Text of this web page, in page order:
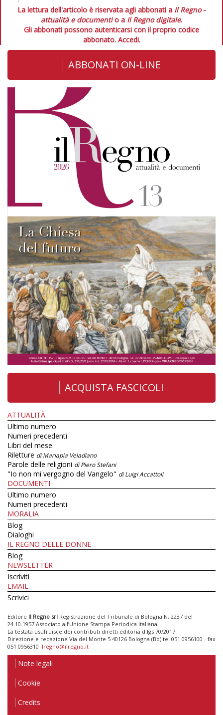
La lettura dell'articolo è riservata agli abbonati a Il Regno -
attualità e documentio a Il Regno digitale.
Gli abbonati possono autenticarsi con il proprio codice
abbonato. Accedi.
ABBONATI ON-LINE
ACQUISTA FASCICOLI
ATTUALITÀ
Ultimo numero
Numeri precedenti
Libri del mese
Riletture di Mariapia Veladiano
Parole delle religioni di Piero Stefani
"Io non mi vergogno del Vangelo" di Luigi Accattoli
DOCUMENTI
Ultimo numero
Numeri precedenti
MORALIA
Blog
Dialoghi
IL REGNO DELLE DONNE
Blog
NEWSLETTER
Iscriviti
EMAIL
Scrivici
Editore Il Regno srl Registrazione del Tribunale di Bologna N. 2237 del
24.10.1957 Associato all’Unione Stampa Periodica Italiana
La testata usufruisce dei contributi diretti editoria d.lgs 70/2017
Direzione e redazione Via del Monte 5 40126 Bologna (Bo) tel 051 0956100 - fax
051 0956310 ilregno@ilregno.it
Note legali
Cookie
Credits